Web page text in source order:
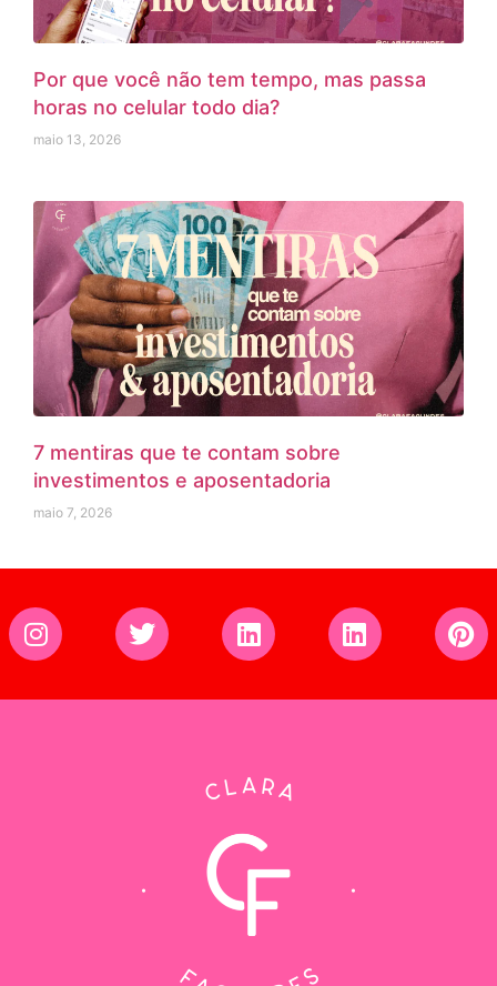
Por que você não tem tempo, mas passa
horas no celular todo dia?
maio 13, 2026
7 mentiras que te contam sobre
investimentos e aposentadoria
maio 7, 2026